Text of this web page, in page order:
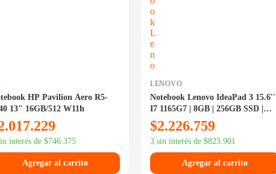
HP Pavilion Aero R5-
13" 16GB/512 W11h
interés de $746.375
Agregar al carrito
LENOVO
Notebook Lenovo IdeaPad 3 15.6'' |
I7 1165G7 | 8GB | 256GB SSD |
WIN11 HOME | 82H802JKAR
$2.226.759
3 sin interés de $823.901
Agregar al carrito